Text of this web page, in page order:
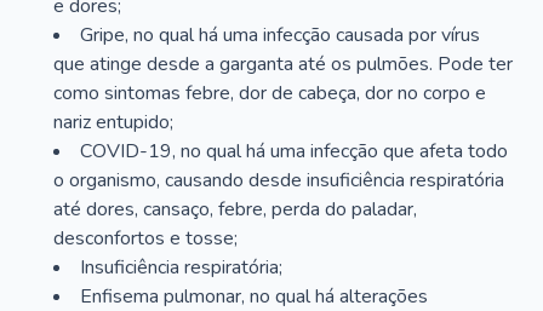
e dores;
Gripe, no qual há uma infecção causada por vírus
que atinge desde a garganta até os pulmões. Pode ter
como sintomas febre, dor de cabeça, dor no corpo e
nariz entupido;
COVID-19, no qual há uma infecção que afeta todo
o organismo, causando desde insuficiência respiratória
até dores, cansaço, febre, perda do paladar,
desconfortos e tosse;
Insuficiência respiratória;
Enfisema pulmonar, no qual há alterações